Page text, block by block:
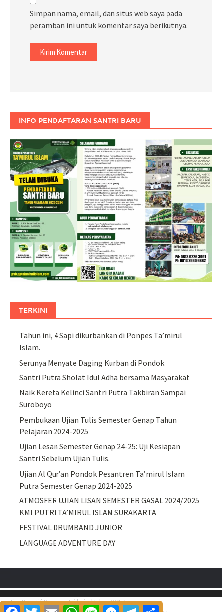
Simpan nama, email, dan situs web saya pada
peramban ini untuk komentar saya berikutnya.
INFO PENDAFTARAN SANTRI BARU
TERKINI
Tahun ini, 4 Sapi dikurbankan di Ponpes Ta’mirul
Islam.
Serunya Menyate Daging Kurban di Pondok
Santri Putra Sholat Idul Adha bersama Masyarakat
Naik Kereta Kelinci Santri Putra Takbiran Sampai
Suroboyo
Pembukaan Ujian Tulis Semester Genap Tahun
Pelajaran 2024-2025
Ujian Lesan Semester Genap 24-25: Uji Kesiapan
Santri Sebelum Ujian Tulis.
Ujian Al Qur’an Pondok Pesantren Ta’mirul Islam
Putra Semester Genap 2024-2025
ATMOSFER UJIAN LISAN SEMESTER GASAL 2024/2025
KMI PUTRI TA’MIRUL ISLAM SURAKARTA
FESTIVAL DRUMBAND JUNIOR
LANGUAGE ADVENTURE DAY
Tim Kreatif Ponpes Ta\'mirul Islam 2017
FacebookTwitterEmail WhatsApp
Line MessengerTelegramShare